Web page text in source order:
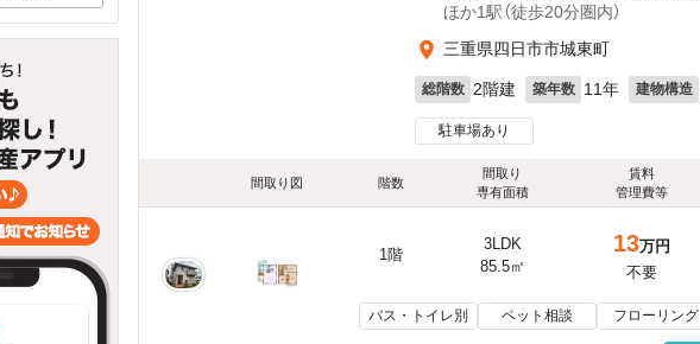
ほか1駅（徒歩20分圏内）
三重県四日市市城東町
総階数 2階建 築年数 11年 建物構造
駐車場あり
間取り図 階数
間取り
専有面積
賃料
管理費等
1階
3LDK
85.5㎡
13万円
不要
バス・トイレ別 ペット相談 フローリング